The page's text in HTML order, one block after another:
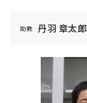
助教 丹羽 章太郎